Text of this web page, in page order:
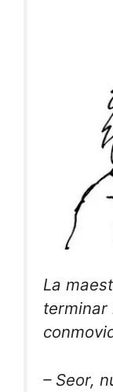
La
terminar
– Seor,